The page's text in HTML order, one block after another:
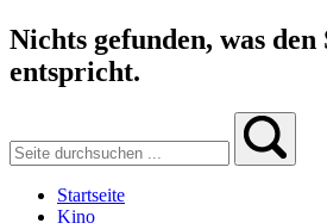
Nichts gefunden, was
entspricht.
Startseite
Kino